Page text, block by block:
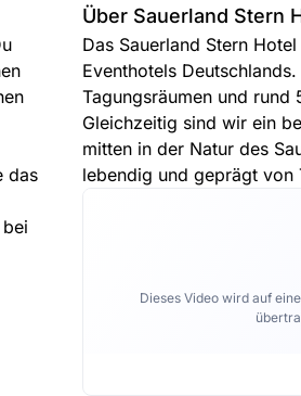
das
Über Sauerland Stern
Das Sauerland Stern
Eventhotels
Tagungsräumen und
Gleichzeitig sind wir ein
mitten in der Natur des
lebendig und geprägt von
Dieses Video wird auf